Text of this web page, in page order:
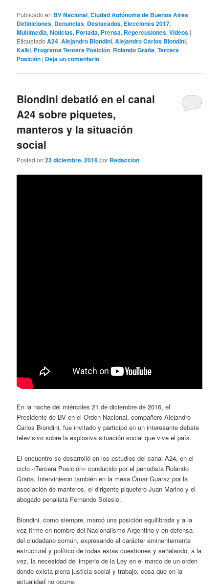
Publicado en BV Nacional,Ciudad Autónoma de Buenos Aires,
Definiciones, Denuncias, Destacados, Elecciones 2017,
Multimedia,Noticias, Portada, Prensa, Repercusiones,Videos |
Etiquetado A24,Alejandro Biondini,Alejandro Carlos Biondini,
Kalki, Programa Tercera Posición, Rolando Graña,Tercera
Posición | Deja un comentario
Biondini debatió en el canal
A24 sobre piquetes,
manteros y la situación
social
Posted on23 diciembre, 2016por Redaccion
En la noche del miércoles 21 de diciembre de 2016, el
Presidente de BV en el Orden Nacional, compañero Alejandro
Carlos Biondini, fue invitado y participó en un interesante debate
televisivo sobre la explosiva situación social que vive el país.
El encuentro se desarrolló en los estudios del canal A24, en el
ciclo «Tercera Posición» conducido por el periodista Rolando
Graña. Intervinieron también en la mesa Omar Guaraz por la
asociación de manteros, el dirigente piquetero Juan Marino y el
abogado penalista Fernando Solesio.
Biondini, como siempre, marcó una posición equilibrada y a la
vez firme en nombre del Nacionalismo Argentino y en defensa
del ciudadano común, expresando el carácter eminentemente
estructural y político de todas estas cuestiones y señalando, a la
vez, la necesidad del imperio de la Ley en el marco de un orden
donde exista plena justicia social y trabajo, cosa que en la
actualidad no ocurre.